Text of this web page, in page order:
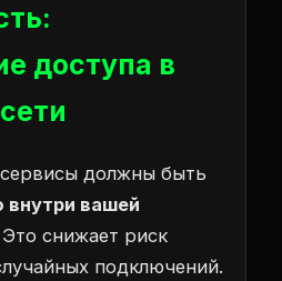
доступа в
должны быть
внутри вашей
Это снижает риск
подключений.